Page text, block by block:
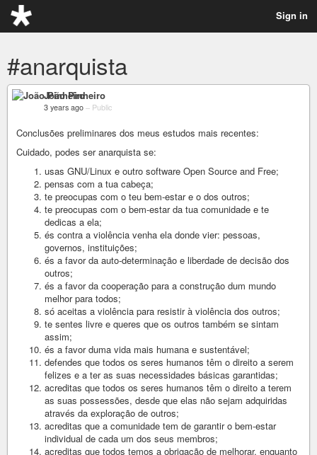
Sign in
#anarquista
João Pinheiro
3 years ago – Public
Conclusões preliminares dos meus estudos mais recentes:
Cuidado, podes ser anarquista se:
usas GNU/Linux e outro software Open Source and Free;
pensas com a tua cabeça;
te preocupas com o teu bem-estar e o dos outros;
te preocupas com o bem-estar da tua comunidade e te
dedicas a ela;
és contra a violência venha ela donde vier: pessoas,
governos, instituições;
és a favor da auto-determinação e liberdade de decisão dos
outros;
és a favor da cooperação para a construção dum mundo
melhor para todos;
só aceitas a violência para resistir à violência dos outros;
te sentes livre e queres que os outros também se sintam
assim;
és a favor duma vida mais humana e sustentável;
defendes que todos os seres humanos têm o direito a serem
felizes e a ter as suas necessidades básicas garantidas;
acreditas que todos os seres humanos têm o direito a terem
as suas possessões, desde que elas não sejam adquiridas
através da exploração de outros;
acreditas que a comunidade tem de garantir o bem-estar
individual de cada um dos seus membros;
acreditas que todos temos a obrigação de melhorar, enquanto